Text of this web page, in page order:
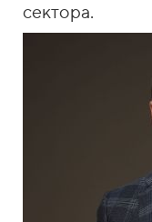
сектора.